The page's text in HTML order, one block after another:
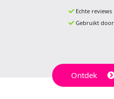
Echte reviews
Gebruikt
Ontdek